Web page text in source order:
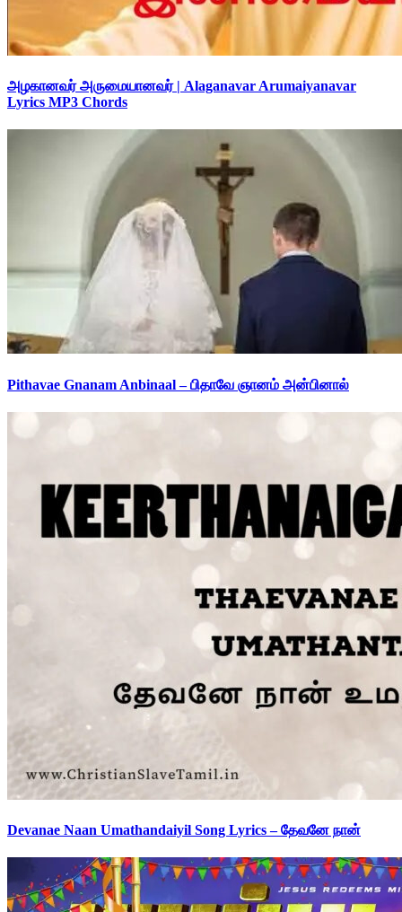
அழகானவர் அருமையானவர் | Alaganavar Arumaiyanavar
Lyrics MP3 Chords
Pithavae Gnanam Anbinaal – பிதாவே ஞானம் அன்பினால்
Devanae Naan Umathandaiyil Song Lyrics – தேவனே நான்